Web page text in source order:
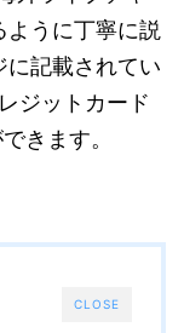
ように丁寧に説
に記載されてい
ジットカード
きます。
CLOSE